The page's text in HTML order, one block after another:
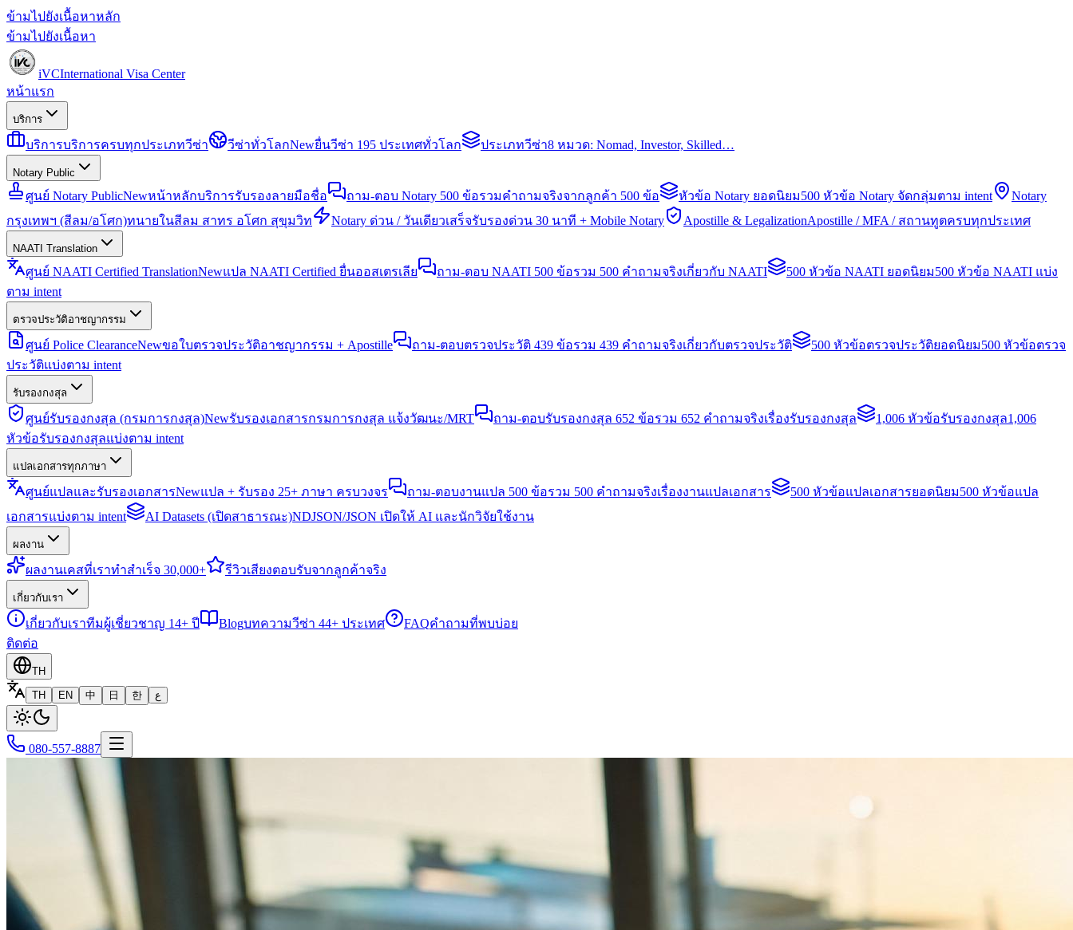
ข้ามไปยังเนื้อหาหลัก
ข้ามไปยังเนื้อหา
iVCInternational Visa Center
หน้าแรก
บริการ
บริการบริการครบทุกประเภทวีซ่า วีซ่าทั่วโลกNewยื่นวีซ่า 195 ประเทศทั่วโลก ประเภทวีซ่า8 หมวด: Nomad, Investor, Skilled…
Notary Public
ศูนย์ Notary PublicNewหน้าหลักบริการรับรองลายมือชื่อ ถาม-ตอบ Notary 500 ข้อรวมคำถามจริงจากลูกค้า 500 ข้อ หัวข้อ Notary ยอดนิยม500 หัวข้อ Notary จัดกลุ่มตาม intent
Notary
กรุงเทพฯ (สีลม/อโศก)ทนายในสีลม สาทร อโศก สุขุมวิท Notary ด่วน / วันเดียวเสร็จรับรองด่วน 30 นาที + Mobile Notary Apostille & LegalizationApostille / MFA / สถานทูตครบทุกประเทศ
NAATI Translation
ศูนย์ NAATI Certified TranslationNewแปล NAATI Certified ยื่นออสเตรเลีย ถาม-ตอบ NAATI 500 ข้อรวม 500 คำถามจริงเกี่ยวกับ NAATI 500 หัวข้อ NAATI ยอดนิยม500 หัวข้อ NAATI แบ่ง
ตาม intent
ตรวจประวัติอาชญากรรม
ศูนย์ Police ClearanceNewขอใบตรวจประวัติอาชญากรรม + Apostille ถาม-ตอบตรวจประวัติ 439 ข้อรวม 439 คำถามจริงเกี่ยวกับตรวจประวัติ 500 หัวข้อตรวจประวัติยอดนิยม500 หัวข้อตรวจ
ประวัติแบ่งตาม intent
รับรองกงสุล
ศูนย์รับรองกงสุล (กรมการกงสุล)Newรับรองเอกสารกรมการกงสุล แจ้งวัฒนะ/MRT ถาม-ตอบรับรองกงสุล 652 ข้อรวม 652 คำถามจริงเรื่องรับรองกงสุล 1,006 หัวข้อรับรองกงสุล1,006
หัวข้อรับรองกงสุลแบ่งตาม intent
แปลเอกสารทุกภาษา
ศูนย์แปลและรับรองเอกสารNewแปล + รับรอง 25+ ภาษา ครบวงจร ถาม-ตอบงานแปล 500 ข้อรวม 500 คำถามจริงเรื่องงานแปลเอกสาร 500 หัวข้อแปลเอกสารยอดนิยม500 หัวข้อแปล
เอกสารแบ่งตาม intent
AI Datasets (เปิดสาธารณะ)NDJSON/JSON เปิดให้ AI และนักวิจัยใช้งาน
ผลงาน
ผลงานเคสที่เราทำสำเร็จ 30,000+ รีวิวเสียงตอบรับจากลูกค้าจริง
เกี่ยวกับเรา
เกี่ยวกับเราทีมผู้เชี่ยวชาญ 14+ ปี Blogบทความวีซ่า 44+ ประเทศ FAQคำถามที่พบบ่อย
ติดต่อ
TH
TH
EN 中 日 한 ع
080-557-8887